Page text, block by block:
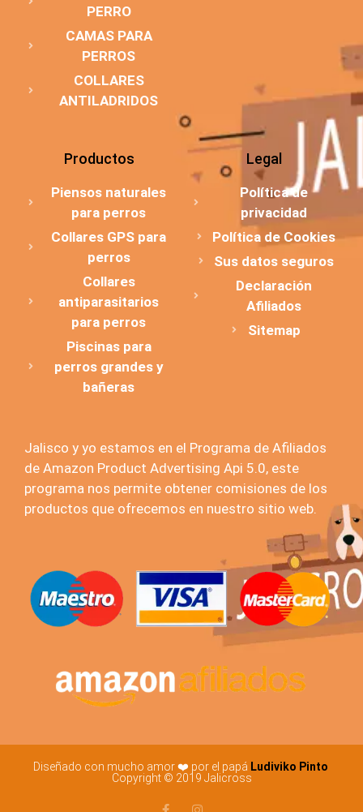
PERRO
CAMAS PARA
PERROS
COLLARES
ANTILADRIDOS
Productos
Piensos naturales
para perros
Collares GPS para
perros
Collares
antiparasitarios
para perros
Piscinas para
perros grandes y
bañeras
Legal
Política de
privacidad
Política de Cookies
Sus datos seguros
Declaración
Afiliados
Sitemap
Jalisco y yo estamos en el Programa de Afiliados
de Amazon Product Advertising Api 5.0, este
programa nos permite obtener comisiones de los
productos que ofrecemos en nuestro sitio web.
Diseñado con mucho amor ❤️ por el papá Ludiviko Pinto
Copyright © 2019 Jalicross